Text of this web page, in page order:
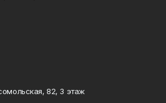
82, 3 этаж